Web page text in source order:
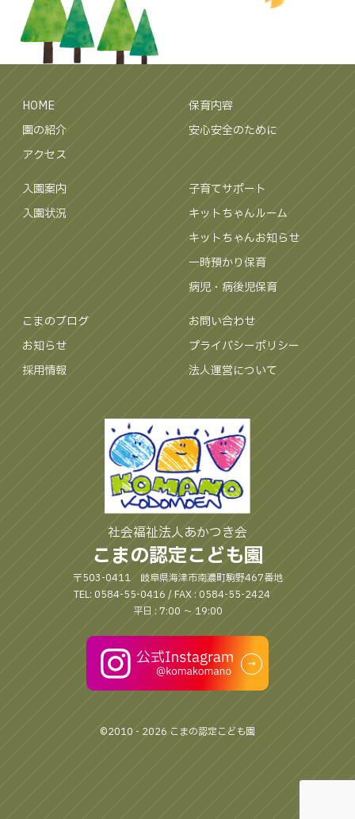
HOME
園の紹介
アクセス
保育内容
安心安全のために
入園案内
入園状況
子育てサポート
キットちゃんルーム
キットちゃんお知らせ
一時預かり保育
病児・病後児保育
こまのブログ
お知らせ
採用情報
お問い合わせ
プライバシーポリシー
法人運営について
社会福祉法人あかつき会
こまの認定こども園
〒503-0411 岐阜県海津市南濃町駒野467番地
TEL: 0584-55-0416 / FAX : 0584-55-2424
平日 : 7:00 〜 19:00
©2010 - 2026 こまの認定こども園